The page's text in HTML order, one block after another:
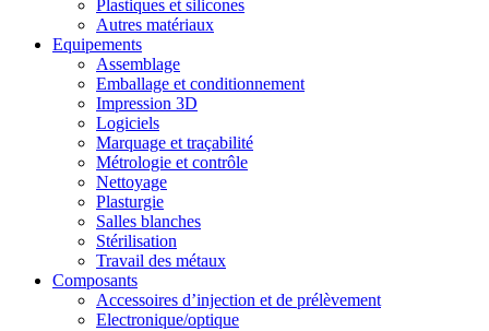
Plastiques et silicones
Autres matériaux
Equipements
Assemblage
Emballage et conditionnement
Impression 3D
Logiciels
Marquage et traçabilité
Métrologie et contrôle
Nettoyage
Plasturgie
Salles blanches
Stérilisation
Travail des métaux
Composants
Accessoires d’injection et de prélèvement
Electronique/optique